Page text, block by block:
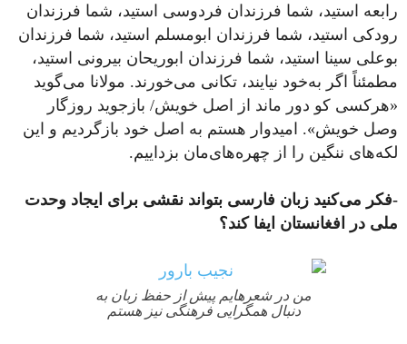
رابعه استید، شما فرزندان فردوسی استید، شما فرزندان
رودکی استید، شما فرزندان ابومسلم استید، شما فرزندان
بوعلی سینا استید، شما فرزندان ابوریحان‌ بیرونی استید،
مطمئناً اگر به‌خود نیایند، تکانی می‌خورند. مولانا می‌گوید
«هرکسی کو دور ماند از اصل خویش/ بازجوید روزگار
وصل خویش». امیدوار هستم به اصل خود بازگردیم و این
لکه‌های ننگین را از چهره‌های‌مان بزداییم.
-فکر می‌کنید زبان فارسی بتواند نقشی برای ایجاد وحدت
ملی در افغانستان ایفا کند؟
من در شعرهایم پیش از حفظ زبان به
دنبال همگرایی فرهنگی نیز هستم